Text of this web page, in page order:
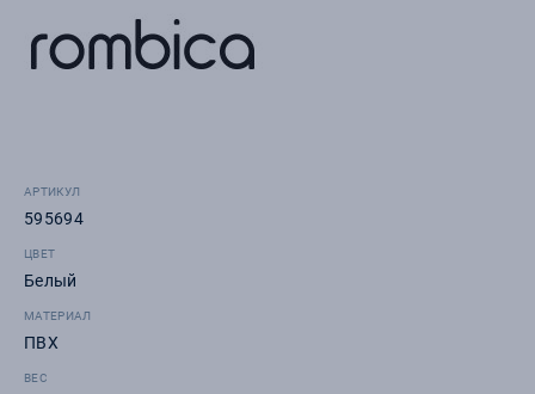
АРТИКУЛ
595694
ЦВЕТ
Белый
МАТЕРИАЛ
ПВХ
ВЕС